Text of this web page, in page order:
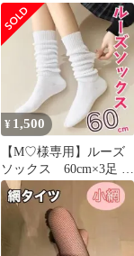
¥ 1,500
【M♡様専用】ルーズ
ソックス 60cm×3足 ホ
ワイト